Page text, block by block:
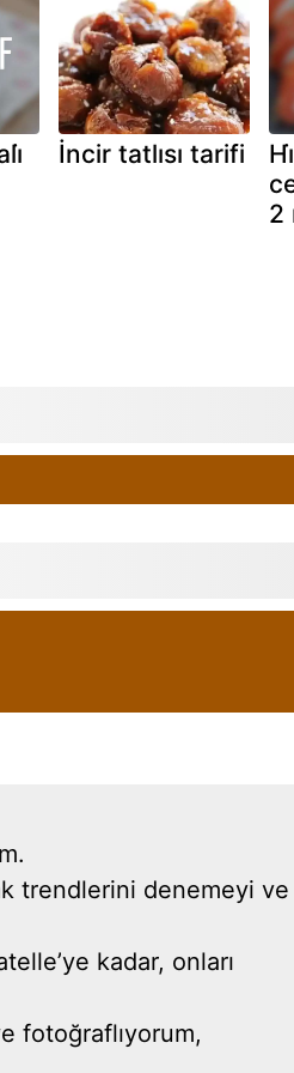
İncir tatlısı tarifi
2
trendlerini denemeyi ve
kadar, onları
fotoğraflıyorum,